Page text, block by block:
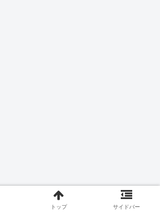
トップ サイドバー